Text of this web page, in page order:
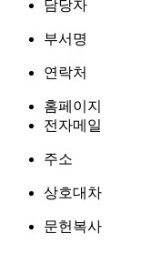
담당자
부서명
연락처
홈페이지
전자메일
주소
상호대차
문헌복사